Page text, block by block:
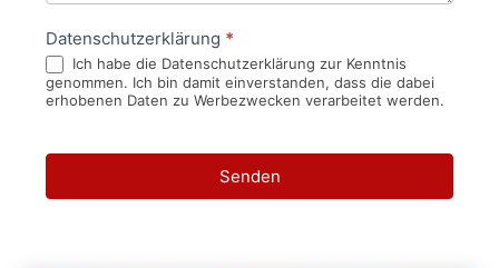
Datenschutzerklärung *
Ich habe die Datenschutzerklärung zur Kenntnis
genommen. Ich bin damit einverstanden, dass die dabei
erhobenen Daten zu Werbezwecken verarbeitet werden.
Senden